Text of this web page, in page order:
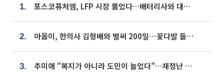
1. 포스코퓨처엠, LFP 시장 뚫었다…배터리사와 대규모 장기 공급 합의
2. 아옳이, 한의사 김형배와 벌써 200일⋯꽃다발 들고 "프러포즈 아냐"
3. 추미애 "복지가 아니라 도민이 늘었다"…재정난 책임론 정면돌파